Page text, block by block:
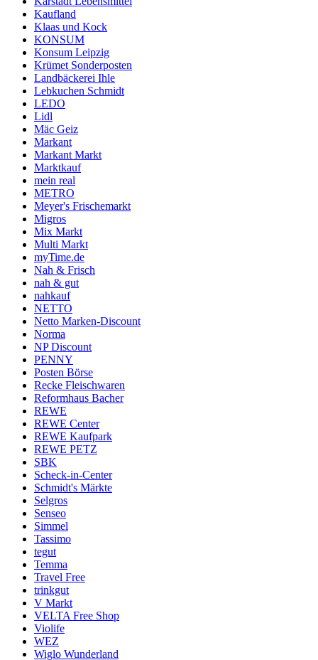
Kaufland
Klaas und Kock
KONSUM
Konsum Leipzig
Krümet Sonderposten
Landbäckerei Ihle
Lebkuchen Schmidt
LEDO
Lidl
Mäc Geiz
Markant
Markant Markt
Marktkauf
mein real
METRO
Meyer's Frischemarkt
Migros
Mix Markt
Multi Markt
myTime.de
Nah & Frisch
nah & gut
nahkauf
NETTO
Netto Marken-Discount
Norma
NP Discount
PENNY
Posten Börse
Recke Fleischwaren
Reformhaus Bacher
REWE
REWE Center
REWE Kaufpark
REWE PETZ
SBK
Scheck-in-Center
Schmidt's Märkte
Selgros
Senseo
Simmel
Tassimo
tegut
Temma
Travel Free
trinkgut
V Markt
VELTA Free Shop
Violife
WEZ
Wiglo Wunderland